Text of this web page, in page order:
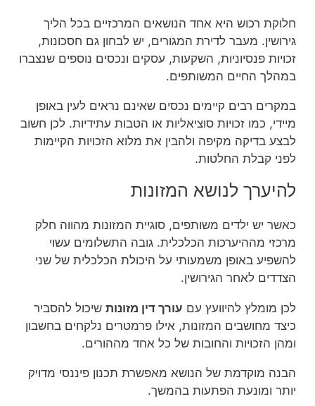
חלוקת רכוש היא אחד הנושאים המרכזיים בכל הליך
גירושין. מעבר לדירת המגורים, יש לבחון גם חסכונות,
זכויות פנסיוניות, השקעות, עסקים ונכסים נוספים שנצברו
במהלך החיים המשותפים.
במקרים רבים קיימים נכסים שאינם נראים לעין באופן
מיידי, כמו זכויות סוציאליות או הטבות עתידיות. לכן חשוב
לבצע בדיקה מקיפה ולהבין את מלוא הזכויות הקיימות
לפני קבלת החלטות.
להיערך לנושא המזונות
כאשר יש ילדים משותפים, סוגיית המזונות מהווה חלק
מרכזי מההיערכות הכלכלית. גובה התשלומים עשוי
להשפיע באופן משמעותי על היכולת הכלכלית של שני
הצדדים לאחר הגירושין.
לכן מומלץ להיוועץ עם עורך דין מזונותשיכול להסביר
כיצד מחושבים המזונות, אילו פרמטרים נלקחים בחשבון
ומהן הזכויות והחובות של כל אחד מההורים.
הבנה מוקדמת של הנושא מאפשרת תכנון פיננסי מדויק
יותר ומונעת הפתעות בהמשך.